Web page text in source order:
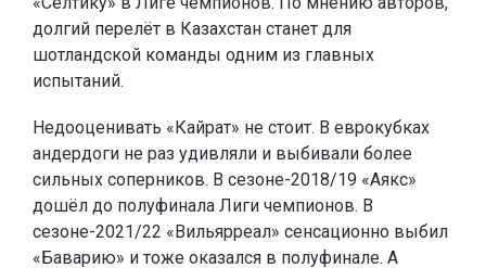
долгий перелёт в Казахстан станет для
шотландской команды одним из главных
испытаний.
Недооценивать «Кайрат» не стоит. В еврокубках
андердоги не раз удивляли и выбивали более
сильных соперников. В сезоне-2018/19 «Аякс»
дошёл до полуфинала Лиги чемпионов. В
сезоне-2021/22 «Вильярреал» сенсационно выбил
«Баварию» и тоже оказался в полуфинале. А